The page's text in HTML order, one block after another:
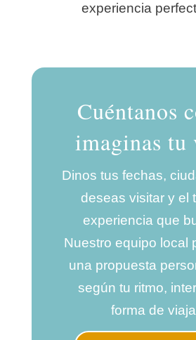
experiencia
Cuéntanos
imaginas tu
Dinos tus fechas,
deseas visitar y el
experiencia que
Nuestro equipo local
una propuesta
según tu ritmo,
forma de